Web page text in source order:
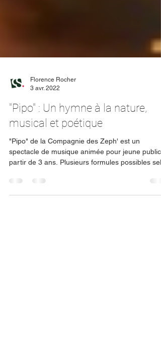
Florence Rocher
3 avr. 2022
"Pipo" : Un hymne à la nature,
musical et poétique
"Pipo" de la Compagnie des Zeph' est un